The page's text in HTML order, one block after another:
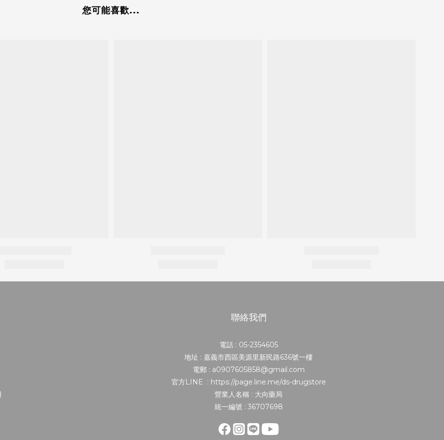
您可能喜歡...
聯絡我們
電話 : 05-2354605
地址 : 嘉義市西區美源里新民路636號一樓
電郵 : a0907605858@gmail.com
官方LINE : https://page.line.me/ds-drugstore
營業人名稱 : 大向藥局
統一編號 : 36707698